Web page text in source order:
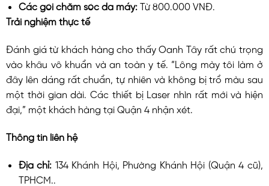
Các gói chăm sóc da máy:Từ 800.000 VNĐ.
Trải nghiệm thực tế
Đánh giá từ khách hàng cho thấy Oanh Tây rất chú trọng
vào khâu vô khuẩn và an toàn y tế. “Lông mày tôi làm ở
đây lên dáng rất chuẩn, tự nhiên và không bị trổ màu sau
một thời gian dài. Các thiết bị Laser nhìn rất mới và hiện
đại,” một khách hàng tại Quận 4 nhận xét.
Thông tin liên hệ
Địa chỉ: 134 Khánh Hội, Phường Khánh Hội (Quận 4 cũ),
TPHCM..